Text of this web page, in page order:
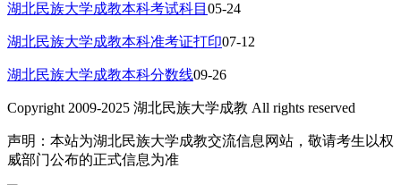
湖北民族大学成教本科考试科目 05-24
湖北民族大学成教本科准考证打印07-12
湖北民族大学成教本科分数线09-26
Copyright 2009-2025 湖北民族大学成教 All rights reserved
声明：本站为湖北民族大学成教交流信息网站，敬请考生以权
威部门公布的正式信息为准